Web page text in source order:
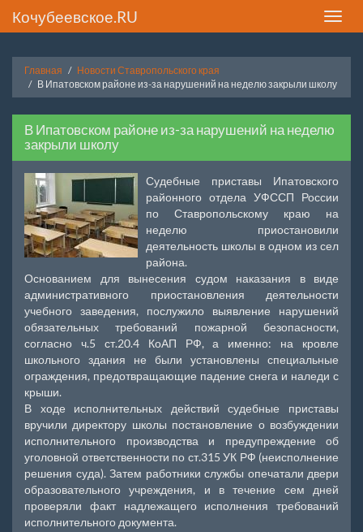
Toggle
Кочубеевское.RU
Главная
Новости Ставропольского края
В Ипатовском районе из-за нарушений на неделю закрыли школу
В Ипатовском районе из-за нарушений на неделю
закрыли школу
Судебные приставы Ипатовского
районного отдела УФССП России
по Ставропольскому краю на
неделю приостановили
деятельность школы в одном из сел
района.
Основанием для вынесения судом наказания в виде
административного приостановления деятельности
учебного заведения, послужило выявление нарушений
обязательных требований пожарной безопасности,
согласно ч.5 ст.20.4 КоАП РФ, а именно: на кровле
школьного здания не были установлены специальные
ограждения, предотвращающие падение снега и наледи с
крыши.
В ходе исполнительных действий судебные приставы
вручили директору школы постановление о возбуждении
исполнительного производства и предупреждение об
уголовной ответственности по ст.315 УК РФ (неисполнение
решения суда). Затем работники службы опечатали двери
образовательного учреждения, и в течение сем дней
проверяли факт надлежащего исполнения требований
исполнительного документа.